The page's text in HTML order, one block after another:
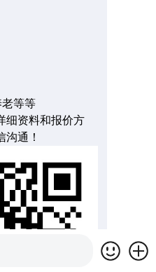
等等
细资料和报价方
通！